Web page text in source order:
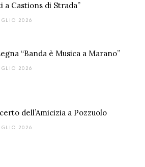
a Castions di Strada”
2026
“Banda è Musica a Marano”
2026
dell’Amicizia a Pozzuolo
2026